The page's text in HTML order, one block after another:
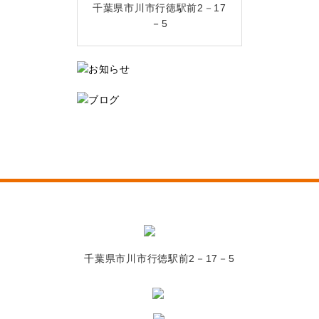
千葉県市川市行徳駅前2－17
－5
千葉県市川市行徳駅前2－17－5